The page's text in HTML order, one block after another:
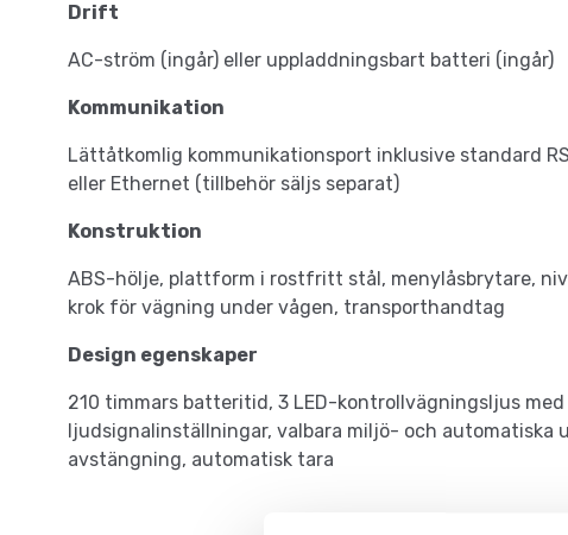
Drift
AC-ström (ingår) eller uppladdningsbart batteri (ingår)
Kommunikation
Lättåtkomlig kommunikationsport inklusive standard
eller Ethernet (tillbehör säljs separat)
Konstruktion
ABS-hölje, plattform i rostfritt stål, menylåsbrytare,
krok för vägning under vågen, transporthandtag
Design egenskaper
210 timmars batteritid, 3 LED-kontrollvägningsljus
ljudsignalinställningar, valbara miljö- och
avstängning, automatisk tara